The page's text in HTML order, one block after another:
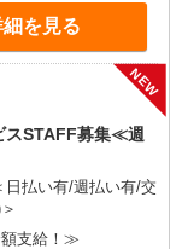
細を見る
NEW
スSTAFF募集≪週
払い有/週払い有/交
支給！≫